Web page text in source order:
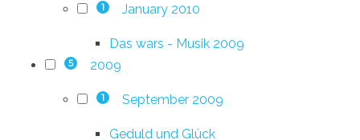
1 January 2010
Das wars - Musik 2009
5 2009
1 September 2009
Geduld und Glück